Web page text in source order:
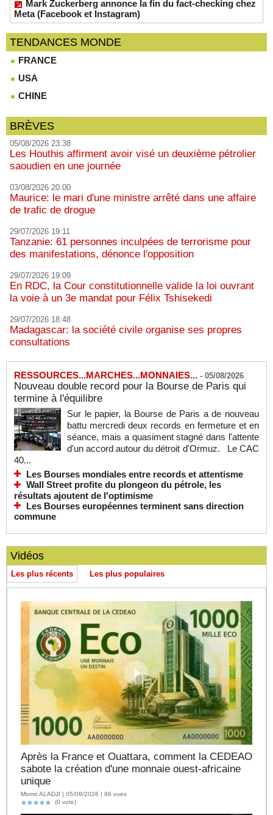
Mark Zuckerberg annonce la fin du fact-checking chez
Meta (Facebook et Instagram)
TENDANCES MONDE
FRANCE
USA
CHINE
BRÈVES
05/08/2026 23:38
Les Houthis affirment avoir visé un deuxième pétrolier
saoudien en une journée
03/08/2026 20:00
Maurice: le mari d'une ministre arrêté dans une affaire
de trafic de drogue
29/07/2026 19:11
Tanzanie: 61 personnes inculpées de terrorisme pour
des manifestations, dénonce l'opposition
29/07/2026 19:09
En RDC, la Cour constitutionnelle valide la loi ouvrant
la voie à un 3e mandat pour Félix Tshisekedi
29/07/2026 18:48
Madagascar: la société civile organise ses propres
consultations
RESSOURCES...MARCHES...MONNAIES... - 05/08/2026
Nouveau double record pour la Bourse de Paris qui
termine à l'équilibre
Sur le papier, la Bourse de Paris a de nouveau
battu mercredi deux records en fermeture et en
séance, mais a quasiment stagné dans l'attente
d'un accord autour du détroit d'Ormuz. Le CAC
40...
Les Bourses mondiales entre records et attentisme
Wall Street profite du plongeon du pétrole, les
résultats ajoutent de l'optimisme
Les Bourses européennes terminent sans direction
commune
Vidéos
Les plus récents Les plus populaires
Après la France et Ouattara, comment la CEDEAO
sabote la création d'une monnaie ouest-africaine
unique
Momo ALADJI | 05/08/2026 | 86 vues
(0 vote)